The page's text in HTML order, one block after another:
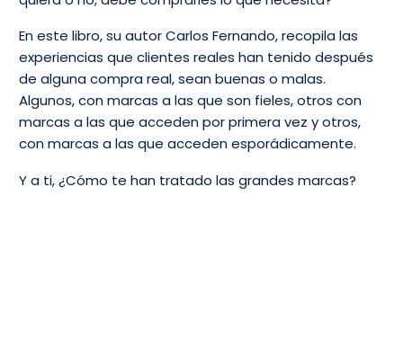
En este libro, su autor Carlos Fernando, recopila las
experiencias que clientes reales han tenido después
de alguna compra real, sean buenas o malas.
Algunos, con marcas a las que son fieles, otros con
marcas a las que acceden por primera vez y otros,
con marcas a las que acceden esporádicamente.
Y a ti, ¿Cómo te han tratado las grandes marcas?